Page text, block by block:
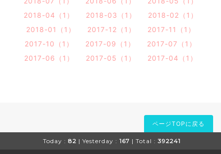
2018-04（1）
2018-03（1）
2018-02（1）
2018-01（1）
2017-12（1）
2017-11（1）
2017-10（1）
2017-09（1）
2017-07（1）
2017-06（1）
2017-05（1） 2017-04（1）
ページTOPに戻る
Today : 82 | Yesterday : 167 | Total : 392241